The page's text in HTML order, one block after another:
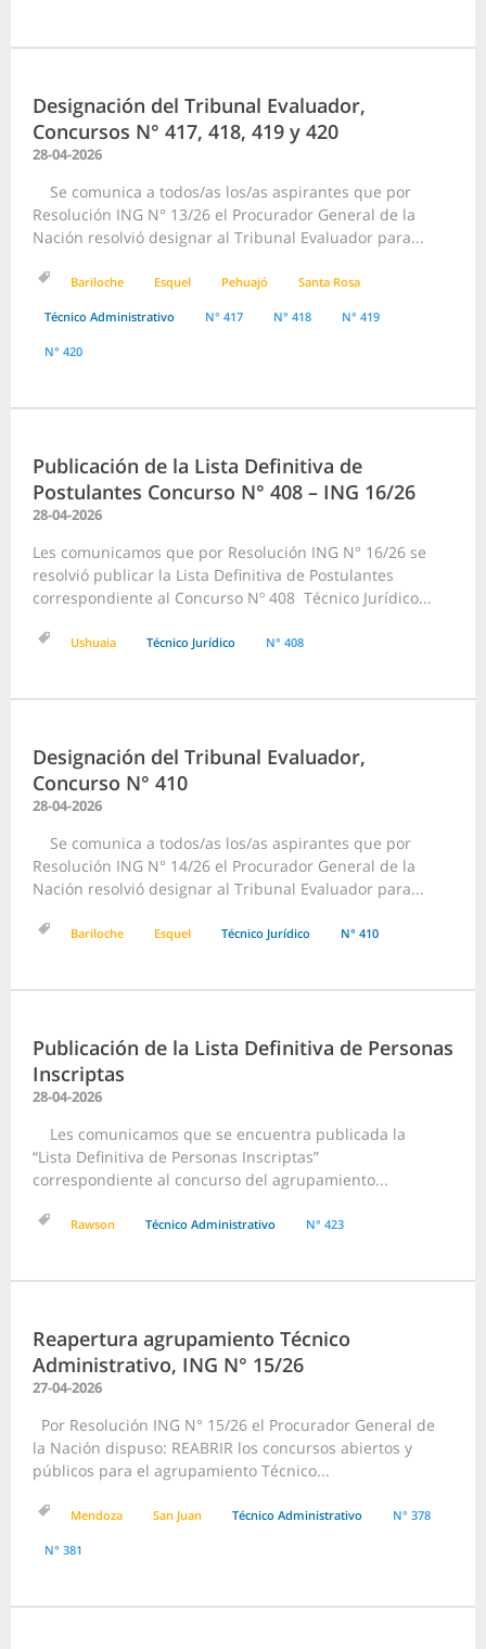
Designación del Tribunal Evaluador,
Concursos N° 417, 418, 419 y 420
28-04-2026
Se comunica a todos/as los/as aspirantes que por
Resolución ING N° 13/26 el Procurador General de la
Nación resolvió designar al Tribunal Evaluador para...
Bariloche Esquel Pehuajó Santa Rosa
Técnico Administrativo N° 417 N° 418 N° 419
N° 420
Publicación de la Lista Definitiva de
Postulantes Concurso N° 408 – ING 16/26
28-04-2026
Les comunicamos que por Resolución ING N° 16/26 se
resolvió publicar la Lista Definitiva de Postulantes
correspondiente al Concurso Nº 408 Técnico Jurídico...
Ushuaia Técnico Jurídico N° 408
Designación del Tribunal Evaluador,
Concurso N° 410
28-04-2026
Se comunica a todos/as los/as aspirantes que por
Resolución ING N° 14/26 el Procurador General de la
Nación resolvió designar al Tribunal Evaluador para...
Bariloche Esquel Técnico Jurídico N° 410
Publicación de la Lista Definitiva de Personas
Inscriptas
28-04-2026
Les comunicamos que se encuentra publicada la
“Lista Definitiva de Personas Inscriptas”
correspondiente al concurso del agrupamiento...
Rawson Técnico Administrativo N° 423
Reapertura agrupamiento Técnico
Administrativo, ING N° 15/26
27-04-2026
Por Resolución ING N° 15/26 el Procurador General de
la Nación dispuso: REABRIR los concursos abiertos y
públicos para el agrupamiento Técnico...
Mendoza San Juan Técnico Administrativo N° 378
N° 381